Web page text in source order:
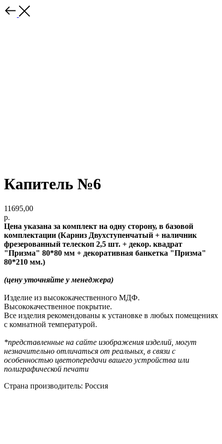
Капитель №6
11695,00
р.
Цена указана за комплект на одну сторону, в базовой
комплектации (Карниз Двухступенчатый + наличник
фрезерованный телескоп 2,5 шт. + декор. квадрат
"Призма" 80*80 мм + декоративная банкетка "Призма"
80*210 мм.)
(цену уточняйте у менеджера)
Изделие из высококачественного МДФ.
Высококачественное покрытие.
Все изделия рекомендованы к установке в любых помещениях
с комнатной температурой.
*представленные на сайте изображения изделий, могут
незначительно отличаться от реальных, в связи с
особенностью цветопередачи вашего устройства или
полиграфической печати
Страна производитель: Россия